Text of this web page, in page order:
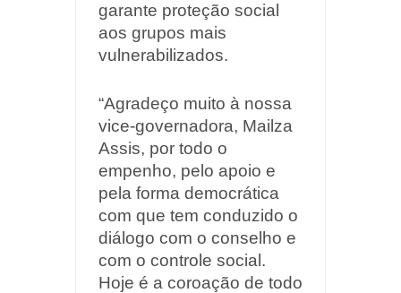
garante proteção social
aos grupos mais
vulnerabilizados.
“Agradeço muito à nossa
vice-governadora, Mailza
Assis, por todo o
empenho, pelo apoio e
pela forma democrática
com que tem conduzido o
diálogo com o conselho e
com o controle social.
Hoje é a coroação de todo